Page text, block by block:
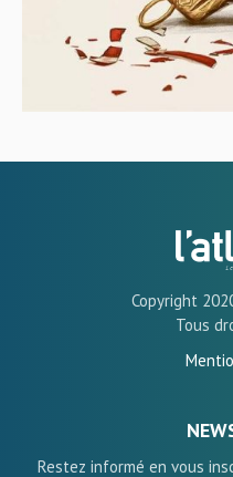
Copyright
Tous
Restez informé en vous